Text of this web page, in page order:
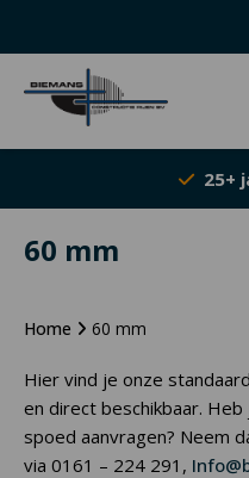
25+
60 mm
Home 60 mm
Hier vind je onze
en direct beschikbaar.
spoed aanvragen? Neem
via 0161 – 224 291,